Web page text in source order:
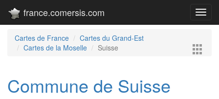
france.comersis.com
Cartes de France
Cartes du Grand-Est
Cartes de la Moselle
Suisse
Commune de Suisse